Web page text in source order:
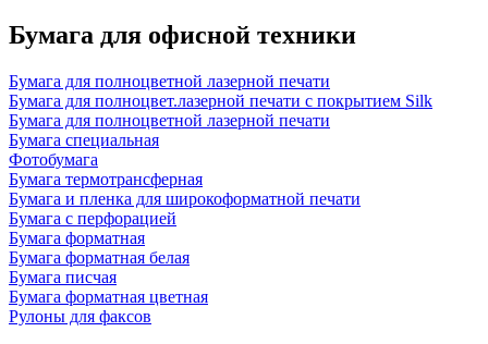
Бумага для офисной техники
Бумага для полноцветной лазерной печати
Бумага для полноцвет.лазерной печати с покрытием Silk
Бумага для полноцветной лазерной печати
Бумага специальная
Фотобумага
Бумага термотрансферная
Бумага и пленка для широкоформатной печати
Бумага с перфорацией
Бумага форматная
Бумага форматная белая
Бумага писчая
Бумага форматная цветная
Рулоны для факсов